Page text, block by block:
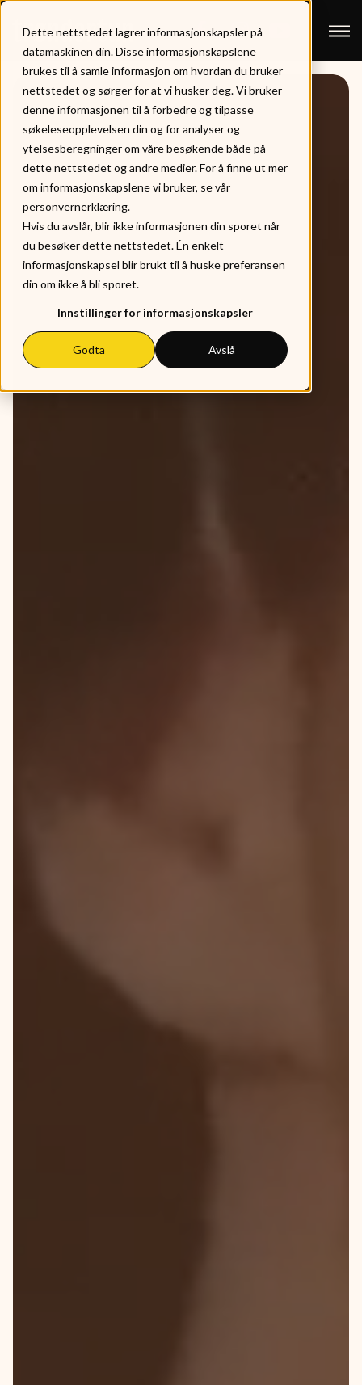
Dette nettstedet lagrer informasjonskapsler på
datamaskinen din. Disse informasjonskapslene
brukes til å samle informasjon om hvordan du bruker
nettstedet og sørger for at vi husker deg. Vi bruker
denne informasjonen til å forbedre og tilpasse
søkeleseopplevelsen din og for analyser og
ytelsesberegninger om våre besøkende både på
dette nettstedet og andre medier. For å finne ut mer
om informasjonskapslene vi bruker, se vår
personvernerklæring.
Hvis du avslår, blir ikke informasjonen din sporet når
du besøker dette nettstedet. Én enkelt
informasjonskapsel blir brukt til å huske preferansen
din om ikke å bli sporet.
Innstillinger for informasjonskapsler
Godta Avslå